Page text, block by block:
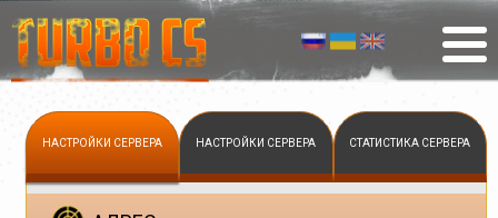
НАСТРОЙКИ СЕРВЕРА НАСТРОЙКИ СЕРВЕРА СТАТИСТИКА СЕРВЕРА